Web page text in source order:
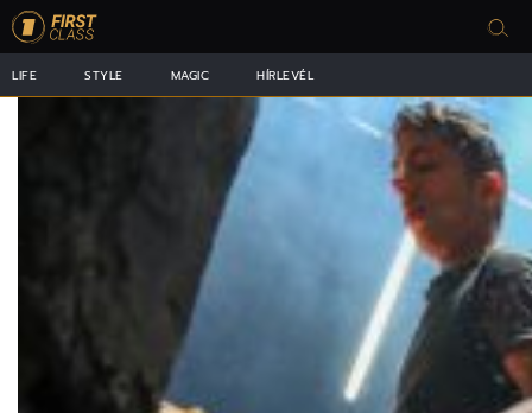
LIFE STYLE MAGIC HÍRLEVÉL